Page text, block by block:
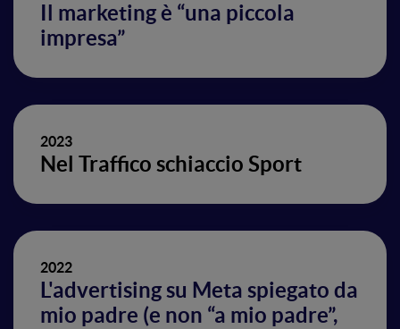
Il marketing è “una piccola
impresa”
2023
Nel Traffico schiaccio Sport
2022
L'advertising su Meta spiegato da
mio padre (e non “a mio padre”,